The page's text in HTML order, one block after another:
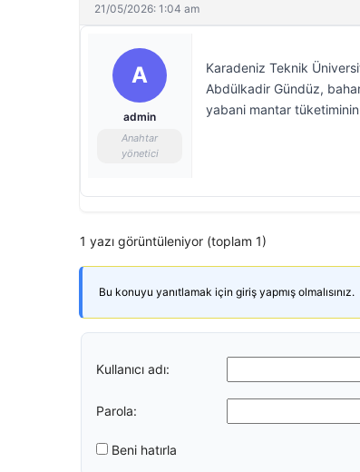
21/05/2026: 1:04 am
A
admin
Anahtar
yönetici
Karadeniz Teknik
Abdülkadir Gündüz,
yabani mantar
1 yazı görüntüleniyor (toplam 1)
Bu konuyu yanıtlamak için giriş yapmış olmalısınız.
Kullanıcı adı:
Parola:
Beni hatırla